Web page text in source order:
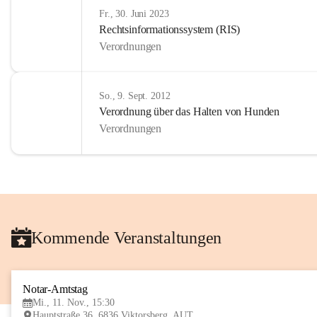
Fr., 30. Juni 2023
Rechtsinformationssystem (RIS)
Verordnungen
So., 9. Sept. 2012
Verordnung über das Halten von Hunden
Verordnungen
Kommende Veranstaltungen
Notar-Amtstag
Mi., 11. Nov., 15:30